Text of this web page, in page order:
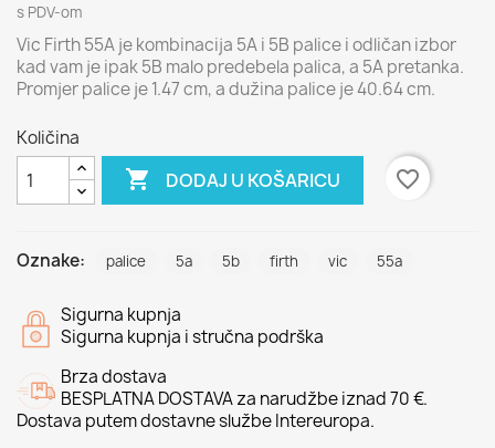
s PDV-om
Vic Firth 55A je kombinacija 5A i 5B palice i odličan izbor
kad vam je ipak 5B malo predebela palica, a 5A pretanka.
Promjer palice je 1.47 cm, a dužina palice je 40.64 cm.
Količina
 DODAJ U KOŠARICU favorite_border
Oznake: palice 5a 5b firth vic 55a
Sigurna kupnja
Sigurna kupnja i stručna podrška
Brza dostava
BESPLATNA DOSTAVA za narudžbe iznad 70 €.
Dostava putem dostavne službe Intereuropa.